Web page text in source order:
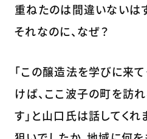
重ねたのは間違いないは
それなのに、なぜ？
「この醸造法を学びに来
けば、ここ波子の町を訪
す」と山口氏は話してくれ